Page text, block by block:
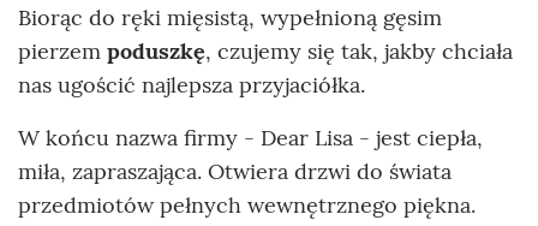
Biorąc do ręki mięsistą, wypełnioną gęsim
pierzem poduszkę, czujemy się tak, jakby chciała
nas ugościć najlepsza przyjaciółka.
W końcu nazwa firmy - Dear Lisa - jest ciepła,
miła, zapraszająca. Otwiera drzwi do świata
przedmiotów pełnych wewnętrznego piękna.